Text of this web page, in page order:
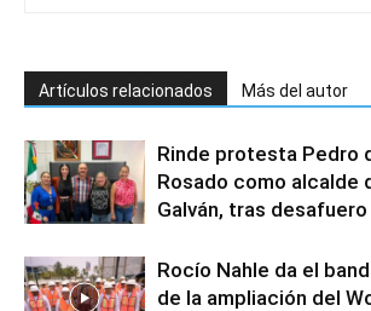
Artículos relacionados Más del autor
Rinde protesta Pedro
Rosado como alcalde
Galván, tras
Rocío Nahle da el
de la ampliación del